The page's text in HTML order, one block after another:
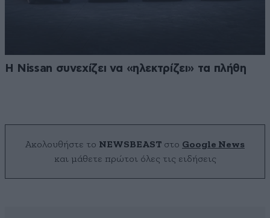
Η Nissan συνεχίζει να «ηλεκτρίζει» τα πλήθη
Ακολουθήστε το NEWSBEAST στο Google News
και μάθετε πρώτοι όλες τις ειδήσεις